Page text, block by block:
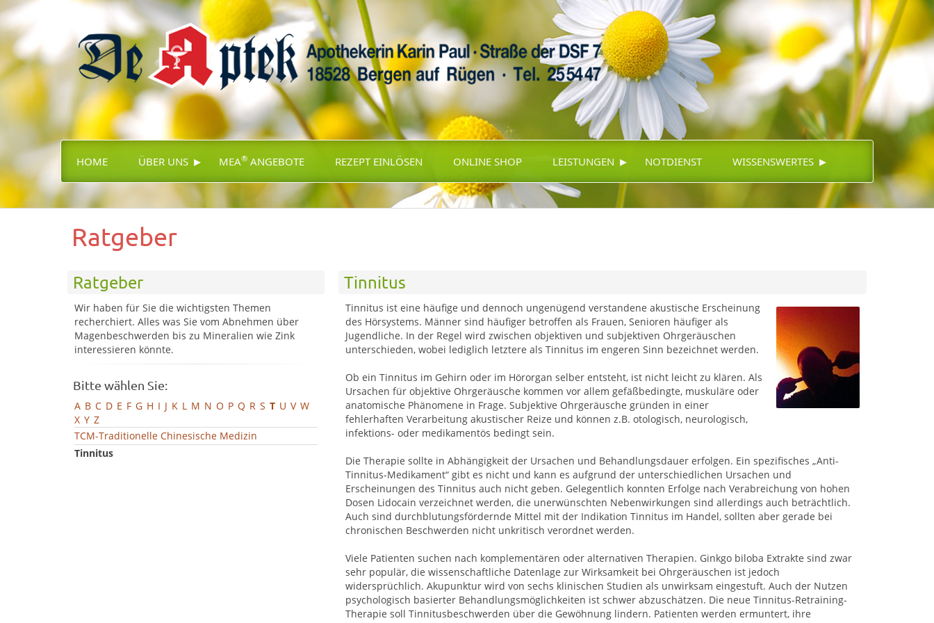
HOME ÜBER UNS ▸ MEA® ANGEBOTE REZEPT EINLÖSEN ONLINE SHOP LEISTUNGEN ▸ NOTDIENST WISSENSWERTES ▸
Ratgeber
Ratgeber
Wir haben für Sie die wichtigsten Themen
recherchiert. Alles was Sie vom Abnehmen über
Magenbeschwerden bis zu Mineralien wie Zink
interessieren könnte.
Bitte wählen Sie:
A B C D E F G H I J K L M N O P Q R S T U V W
X Y Z
TCM-Traditionelle Chinesische Medizin
Tinnitus
Tinnitus
Tinnitus ist eine häufige und dennoch ungenügend verstandene akustische Erscheinung
des Hörsystems. Männer sind häufiger betroffen als Frauen, Senioren häufiger als
Jugendliche. In der Regel wird zwischen objektiven und subjektiven Ohrgeräuschen
unterschieden, wobei lediglich letztere als Tinnitus im engeren Sinn bezeichnet werden.
Ob ein Tinnitus im Gehirn oder im Hörorgan selber entsteht, ist nicht leicht zu klären. Als
Ursachen für objektive Ohrgeräusche kommen vor allem gefäßbedingte, muskuläre oder
anatomische Phänomene in Frage. Subjektive Ohrgeräusche gründen in einer
fehlerhaften Verarbeitung akustischer Reize und können z.B. otologisch, neurologisch,
infektions- oder medikamentös bedingt sein.
Die Therapie sollte in Abhängigkeit der Ursachen und Behandlungsdauer erfolgen. Ein spezifisches „Anti-
Tinnitus-Medikament“ gibt es nicht und kann es aufgrund der unterschiedlichen Ursachen und
Erscheinungen des Tinnitus auch nicht geben. Gelegentlich konnten Erfolge nach Verabreichung von hohen
Dosen Lidocain verzeichnet werden, die unerwünschten Nebenwirkungen sind allerdings auch beträchtlich.
Auch sind durchblutungsfördernde Mittel mit der Indikation Tinnitus im Handel, sollten aber gerade bei
chronischen Beschwerden nicht unkritisch verordnet werden.
Viele Patienten suchen nach komplementären oder alternativen Therapien. Ginkgo biloba Extrakte sind zwar
sehr populär, die wissenschaftliche Datenlage zur Wirksamkeit bei Ohrgeräuschen ist jedoch
widersprüchlich. Akupunktur wird von sechs klinischen Studien als unwirksam eingestuft. Auch der Nutzen
psychologisch basierter Behandlungsmöglichkeiten ist schwer abzuschätzen. Die neue Tinnitus-Retraining-
Therapie soll Tinnitusbeschwerden über die Gewöhnung lindern. Patienten werden ermuntert, ihre